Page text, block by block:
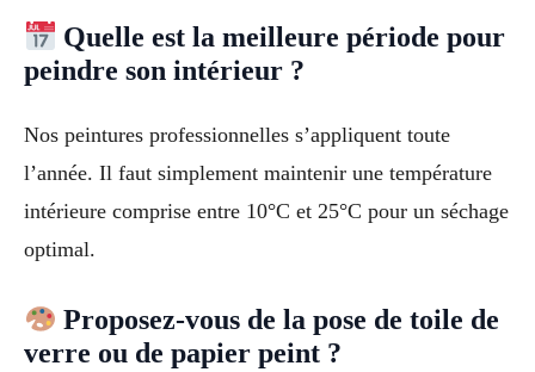
Quelle est la meilleure période pour
peindre son intérieur ?
Nos peintures professionnelles s’appliquent toute
l’année. Il faut simplement maintenir une température
intérieure comprise entre 10°C et 25°C pour un séchage
optimal.
Proposez-vous de la pose de toile de
verre ou de papier peint ?